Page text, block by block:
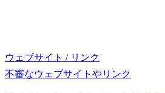
ウェブサイト / リンク
不審なウェブサイトやリンク